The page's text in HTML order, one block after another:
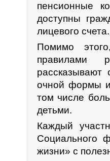
пенсионные
доступны
лицевого счета.
Помимо
правилами
очной формы и
том числе
детьми.
Каждый
Социального
жизни» с